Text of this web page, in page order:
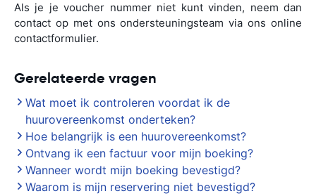
Als je je voucher nummer niet kunt vinden, neem dan
contact op met ons ondersteuningsteam via ons online
contactformulier.
Gerelateerde vragen
Wat moet ik controleren voordat ik de
huurovereenkomst onderteken?
Hoe belangrijk is een huurovereenkomst?
Ontvang ik een factuur voor mijn boeking?
Wanneer wordt mijn boeking bevestigd?
Waarom is mijn reservering niet bevestigd?